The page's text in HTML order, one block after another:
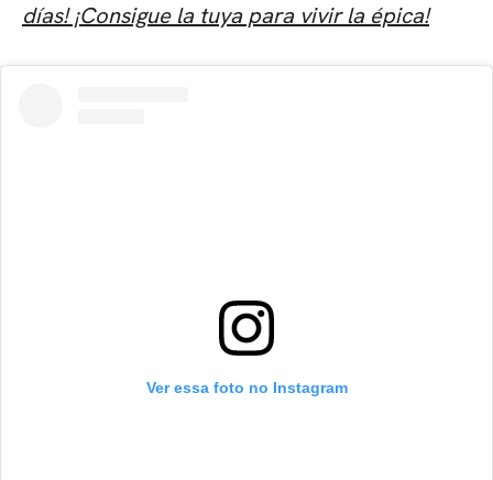
días! ¡Consigue la tuya para vivir la épica!
Ver essa foto no Instagram